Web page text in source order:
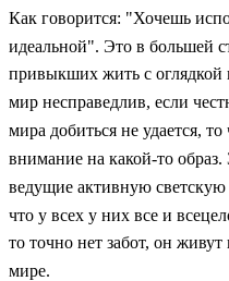
Как говорится: "Хочешь
идеальной". Это в большей
привыкших жить с оглядкой
мир несправедлив, если
мира добиться не удается,
внимание на какой-то
ведущие активную
что у всех у них все и
то точно нет забот, он
мире.